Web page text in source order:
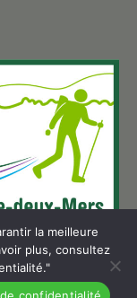
la meilleure
plus, consultez
confidentialité